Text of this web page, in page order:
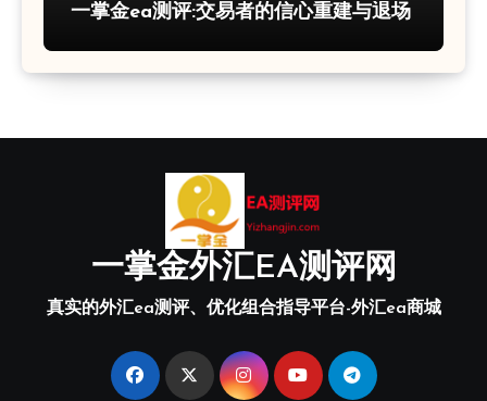
一掌金ea测评:交易者的信心重建与退场
一掌金外汇EA测评网
真实的外汇ea测评、优化组合指导平台-外汇ea商城